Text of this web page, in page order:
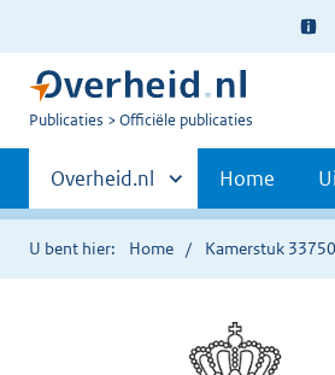
Ter
U
Publicaties Officiële publicaties
Primaire
navigatie
Andere
sites
binnen
Overheid.nl Home
U bent hier: Home Kamerstuk